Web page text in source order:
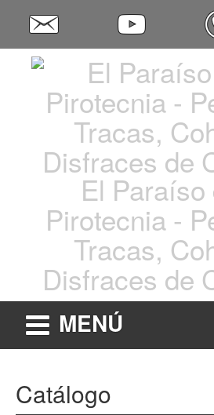
El Paraíso
Pirotecnia -
Tracas,
Disfraces de
MENÚ
Catálogo